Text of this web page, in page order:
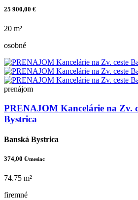
25 900,00 €
20 m²
osobné
prenájom
PRENAJOM Kancelárie na Zv.
Bystrica
Banská Bystrica
374,00 €/mesiac
74.75 m²
firemné